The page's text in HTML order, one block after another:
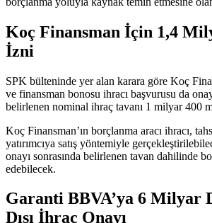
Koç Finansman İçin 1,4
İzni
SPK bülteninde yer alan karara göre Koç
ve finansman bonosu ihracı başvurusu da
belirlenen nominal ihraç tavanı 1 milyar 400
Koç Finansman’ın borçlanma aracı ihracı,
yatırımcıya satış yöntemiyle
onayı sonrasında belirlenen tavan dahilinde
edebilecek.
Garanti BBVA’ya 6 Milyar
Dışı İhraç Onayı